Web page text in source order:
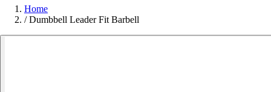
Home
/ Dumbbell Leader Fit Barbell